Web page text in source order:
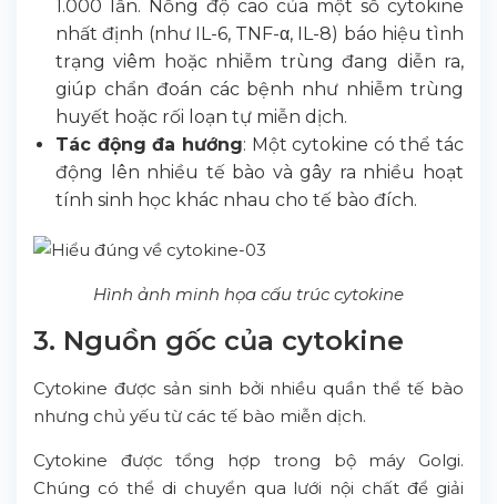
1.000 lần. Nồng độ cao của một số cytokine
nhất định (như IL-6, TNF-α, IL-8) báo hiệu tình
trạng viêm hoặc nhiễm trùng đang diễn ra,
giúp chẩn đoán các bệnh như nhiễm trùng
huyết hoặc rối loạn tự miễn dịch.
Tác động đa hướng: Một cytokine có thể tác
động lên nhiều tế bào và gây ra nhiều hoạt
tính sinh học khác nhau cho tế bào đích.
Hình ảnh minh họa cấu trúc cytokine
3. Nguồn gốc của cytokine
Cytokine được sản sinh bởi nhiều quần thể tế bào
nhưng chủ yếu từ các tế bào miễn dịch.
Cytokine được tổng hợp trong bộ máy Golgi.
Chúng có thể di chuyển qua lưới nội chất để giải